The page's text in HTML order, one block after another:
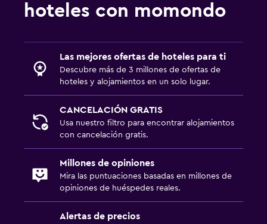
hoteles con momondo
Las mejores ofertas de hoteles para ti
Descubre más de 3 millones de ofertas de
hoteles y alojamientos en un solo lugar.
CANCELACIÓN GRATIS
Usa nuestro filtro para encontrar alojamientos
con cancelación gratis.
Millones de opiniones
Mira las puntuaciones basadas en millones de
opiniones de huéspedes reales.
Alertas de precios